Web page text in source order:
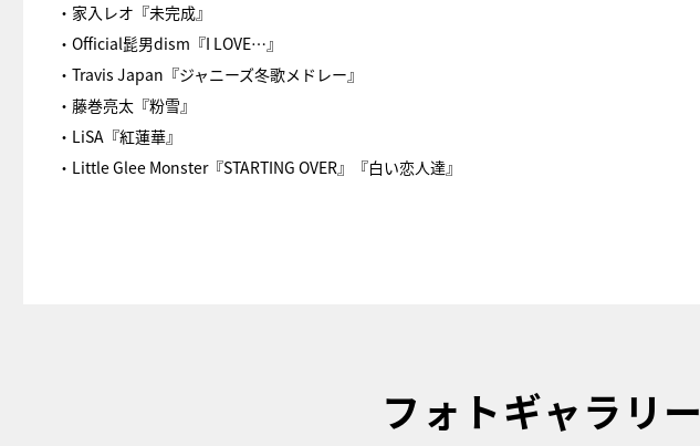
・家入レオ『未完成』
・Official髭男dism『I LOVE…』
・Travis Japan『ジャニーズ冬歌メドレー』
・藤巻亮太『粉雪』
・LiSA『紅蓮華』
・Little Glee Monster『STARTING OVER』『白い恋人達』
フォトギャラリー